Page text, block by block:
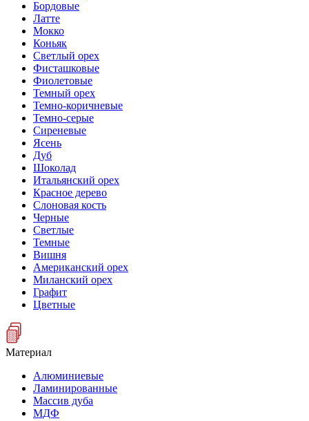
Бордовые
Латте
Мокко
Коньяк
Светлый орех
Фисташковые
Фиолетовые
Темный орех
Темно-коричневые
Темно-серые
Сиреневые
Ясень
Дуб
Шоколад
Итальянский орех
Красное дерево
Слоновая кость
Черные
Светлые
Темные
Вишня
Американский орех
Миланский орех
Графит
Цветные
Материал
Алюминиевые
Ламинированные
Массив дуба
МДФ